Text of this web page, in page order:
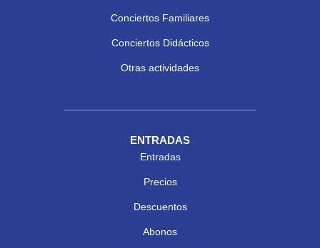
Conciertos Familiares
Conciertos Didácticos
Otras actividades
ENTRADAS
Entradas
Precios
Descuentos
Abonos